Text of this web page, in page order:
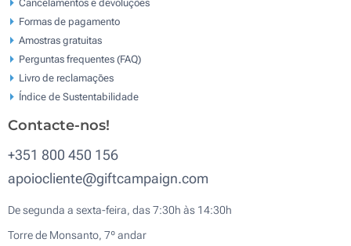
Formas de pagamento
Amostras gratuitas
Perguntas frequentes (FAQ)
Livro de reclamaçōes
Índice de Sustentabilidade
Contacte-nos!
+351 800 450 156
apoiocliente@giftcampaign.com
De segunda a sexta-feira, das 7:30h às 14:30h
Torre de Monsanto, 7º andar